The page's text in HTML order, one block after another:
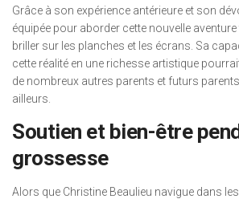
Grâce à son expérience antérieure et son
équipée pour aborder cette nouvelle
briller sur les planches et les écrans. Sa
cette réalité en une richesse artistique
de nombreux autres parents et futurs
ailleurs.
Soutien et bien-être
grossesse
Alors que Christine Beaulieu navigue dans